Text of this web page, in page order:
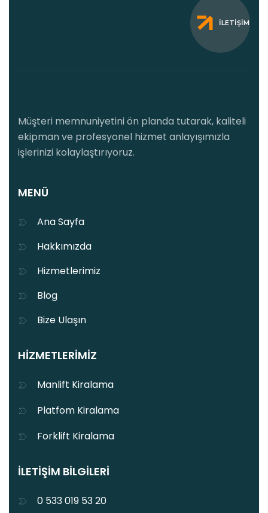
İLETIŞIM
Müşteri memnuniyetini ön planda tutarak, kaliteli
ekipman ve profesyonel hizmet anlayışımızla
işlerinizi kolaylaştırıyoruz.
MENÜ
Ana Sayfa
Hakkımızda
Hizmetlerimiz
Blog
Bize Ulaşın
HIZMETLERIMIZ
Manlift Kiralama
Platfom Kiralama
Forklift Kiralama
İLETIŞIM BILGILERI
0 533 019 53 20